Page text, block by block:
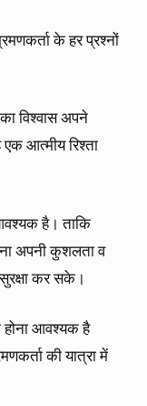
के हर प्रश्नों
विश्वास अपने
आत्मीय रिश्ता
है। ताकि
अपनी कुशलता व
कर सके।
होना आवश्यक है
की यात्रा में